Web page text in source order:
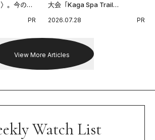
。今の時
PR
大会「Kaga Spa Trail
戦を夢見るランナーたちの奮闘
2026.07.28 PR
View More Articles
Watch List